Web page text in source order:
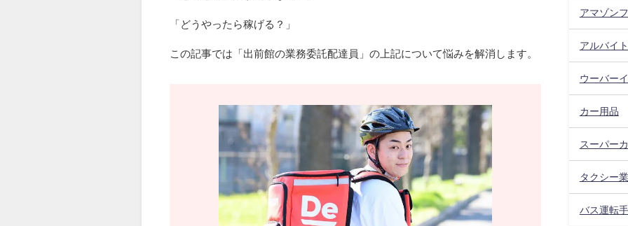
「どうやったら稼げる？」
この記事では「出前館の業務委託配達員」の上記について悩みを解消します。
アマゾン
アルバイト
ウーバー
カー用品
スーパー
タクシー
バス運転手